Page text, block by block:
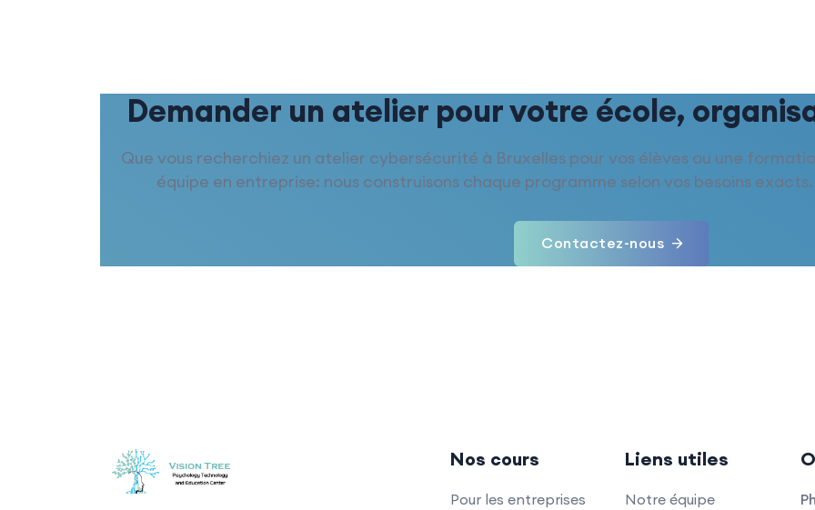
Demander un atelier pour votre école,
Que vous recherchiez un atelier cybersécurité à Bruxelles pour vos élèves ou une
équipe en entreprise: nous construisons chaque programme selon vos besoins
Contactez-nous
Nos cours
Pour les entreprises
Liens utiles
Notre équipe